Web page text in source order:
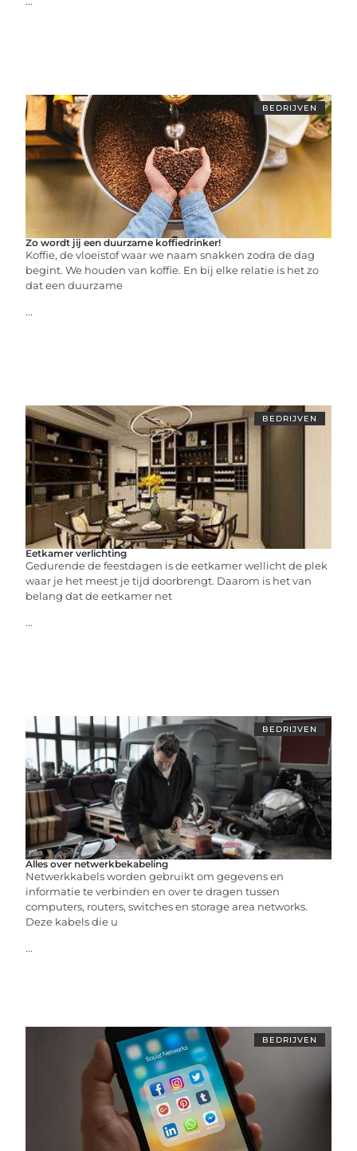
BEDRIJVEN
Zo wordt jij een duurzame koffiedrinker!
Koffie, de vloeistof waar we naam snakken zodra de dag
begint. We houden van koffie. En bij elke relatie is het zo
dat een duurzame
...
BEDRIJVEN
Eetkamer verlichting
Gedurende de feestdagen is de eetkamer wellicht de plek
waar je het meest je tijd doorbrengt. Daarom is het van
belang dat de eetkamer net
...
BEDRIJVEN
Alles over netwerkbekabeling
Netwerkkabels worden gebruikt om gegevens en
informatie te verbinden en over te dragen tussen
computers, routers, switches en storage area networks.
Deze kabels die u
...
BEDRIJVEN